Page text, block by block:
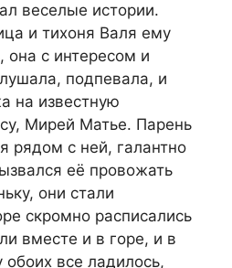
веселые истории.
и тихоня Валя ему
она с интересом и
подпевала, и
на известную
Мирей Матье. Парень
рядом с ней, галантно
её провожать
они стали
скромно расписались
вместе и в горе, и в
обоих все ладилось,